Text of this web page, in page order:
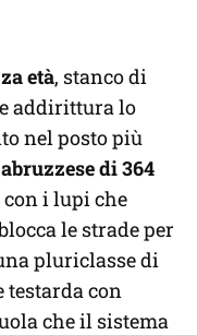
età, stanco di
addirittura lo
nel posto più
di 364
con i lupi che
le strade per
pluriclasse di
testarda con
che il sistema